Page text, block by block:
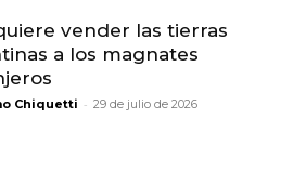
vender las tierras
a los magnates
Chiquetti - 29 de julio de 2026